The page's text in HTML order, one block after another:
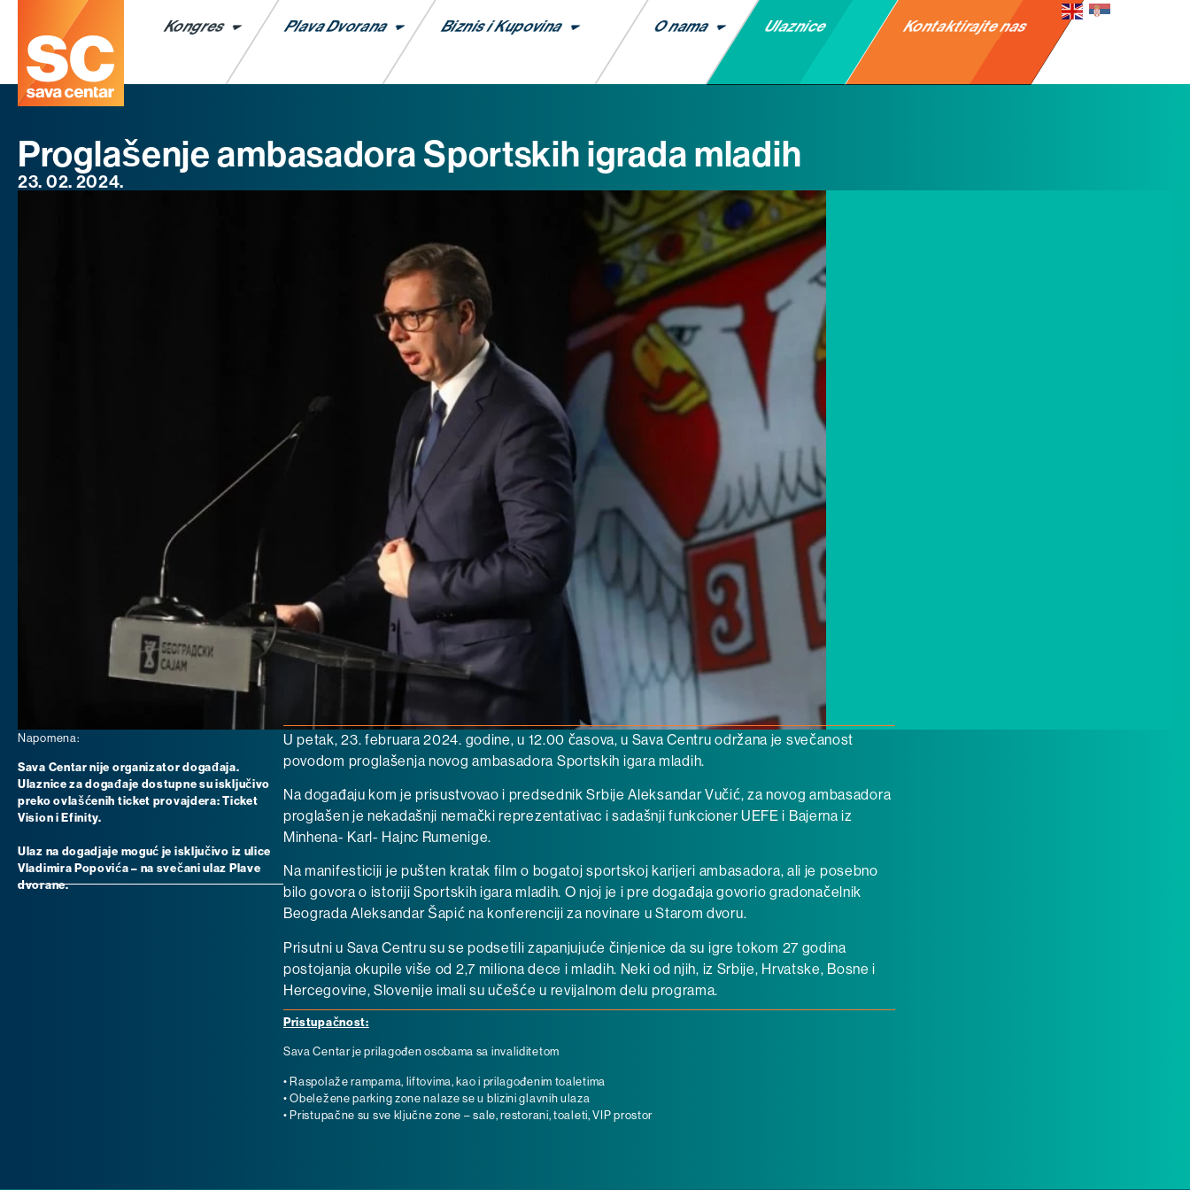
Kongres Plava Dvorana Biznis i Kupovina O nama Ulaznice Kontaktirajte nas
Proglašenje ambasadora Sportskih igrada mladih
23. 02. 2024.
Napomena:
Sava Centar nije organizator događaja.
Ulaznice za događaje dostupne su isključivo
preko ovlašćenih ticket provajdera: Ticket
Vision i Efinity.
Ulaz na dogadjaje moguć je isključivo iz ulice
Vladimira Popovića – na svečani ulaz Plave
dvorane.
U petak, 23. februara 2024. godine, u 12.00 časova, u Sava Centru održana je svečanost
povodom proglašenja novog ambasadora Sportskih igara mladih.
Na događaju kom je prisustvovao i predsednik Srbije Aleksandar Vučić, za novog ambasadora
proglašen je nekadašnji nemački reprezentativac i sadašnji funkcioner UEFE i Bajerna iz
Minhena- Karl- Hajnc Rumenige.
Na manifesticiji je pušten kratak film o bogatoj sportskoj karijeri ambasadora, ali je posebno
bilo govora o istoriji Sportskih igara mladih. O njoj je i pre događaja govorio gradonačelnik
Beograda Aleksandar Šapić na konferenciji za novinare u Starom dvoru.
Prisutni u Sava Centru su se podsetili zapanjujuće činjenice da su igre tokom 27 godina
postojanja okupile više od 2,7 miliona dece i mladih. Neki od njih, iz Srbije, Hrvatske, Bosne i
Hercegovine, Slovenije imali su učešće u revijalnom delu programa.
Pristupačnost:
Sava Centar je prilagođen osobama sa invaliditetom
• Raspolaže rampama, liftovima, kao i prilagođenim toaletima
• Obeležene parking zone nalaze se u blizini glavnih ulaza
• Pristupačne su sve ključne zone – sale, restorani, toaleti, VIP prostor